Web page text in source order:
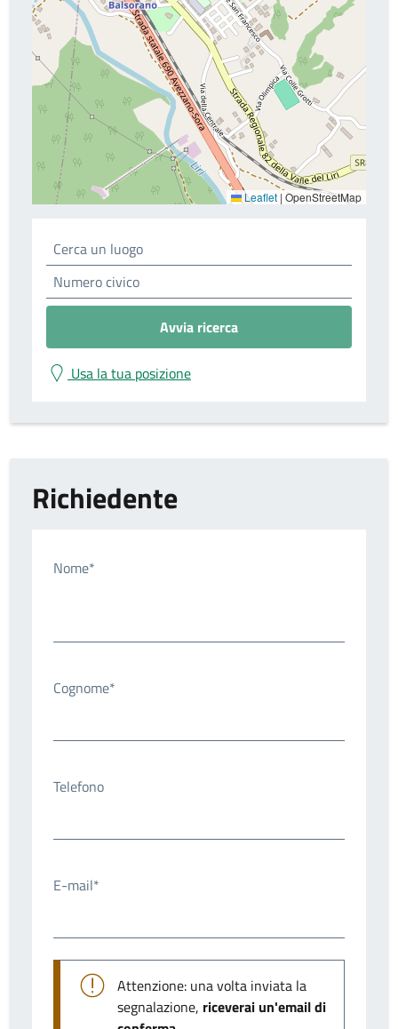
Leaflet | OpenStreetMap
Avvia ricerca
Usa la tua posizione
Richiedente
Nome*
Cognome*
Telefono
E-mail*
Attenzione: una volta inviata la
segnalazione, riceverai un'email di